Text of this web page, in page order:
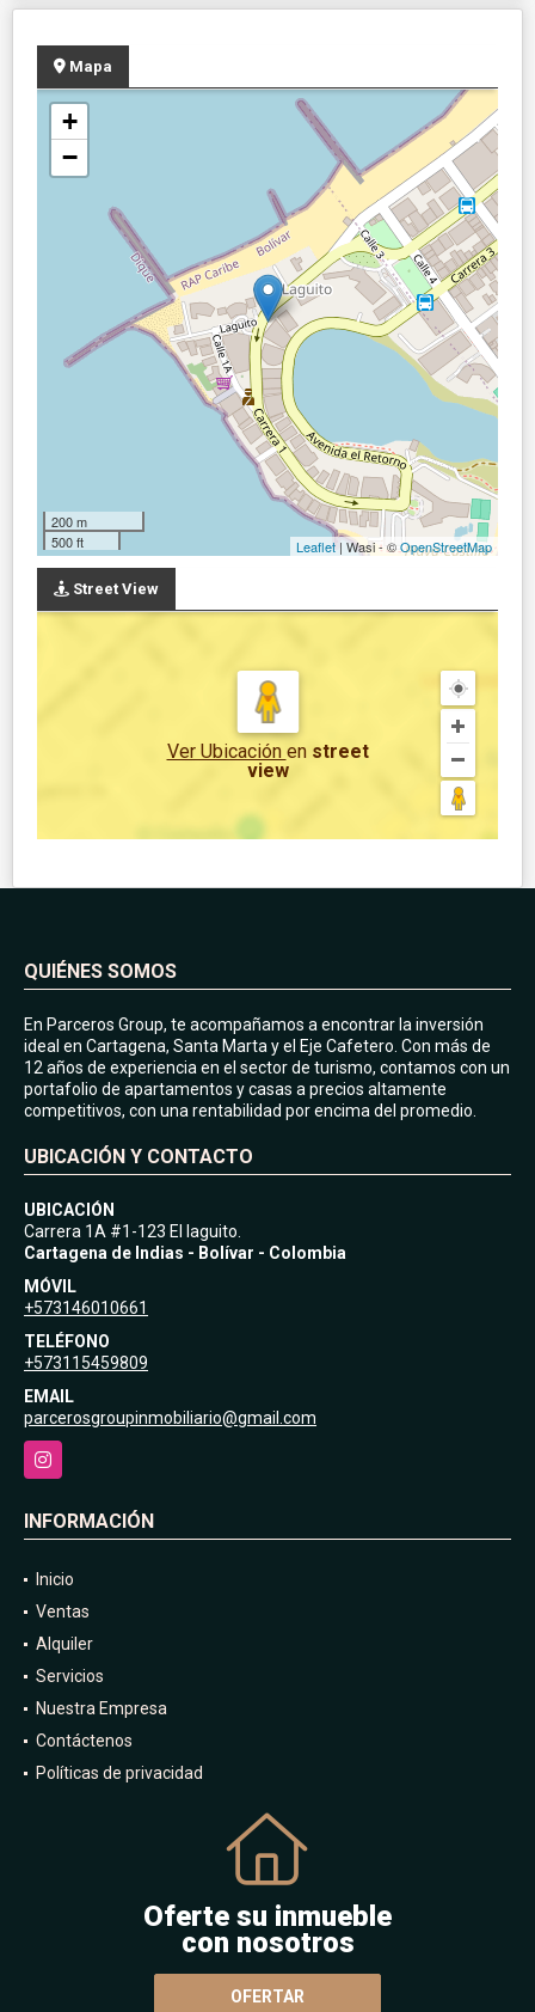
Mapa
+
−
200 m
500 ft
Leaflet| Wasi - ©OpenStreetMap
Street View
Ver Ubicación en street
view
QUIÉNES SOMOS
En Parceros Group, te acompañamos a encontrar la inversión
ideal en Cartagena, Santa Marta y el Eje Cafetero. Con más de
12 años de experiencia en el sector de turismo, contamos con un
portafolio de apartamentos y casas a precios altamente
competitivos, con una rentabilidad por encima del promedio.
UBICACIÓN Y CONTACTO
UBICACIÓN
Carrera 1A #1-123 El laguito.
Cartagena de Indias - Bolívar - Colombia
MÓVIL
+573146010661
TELÉFONO
+573115459809
EMAIL
parcerosgroupinmobiliario@gmail.com
Instagram
INFORMACIÓN
Inicio
Ventas
Alquiler
Servicios
Nuestra Empresa
Contáctenos
Políticas de privacidad
Oferte su inmueble
con nosotros
OFERTAR